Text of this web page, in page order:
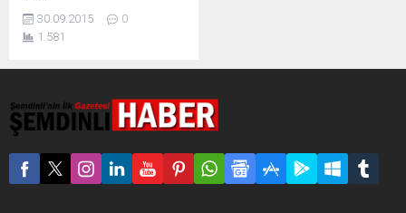
30.09.2015
0
1.581